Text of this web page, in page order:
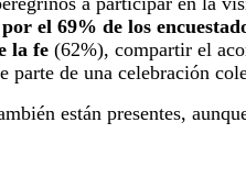
el 69% de los
la fe (62%), compartir el
parte de una celebración
están presentes,